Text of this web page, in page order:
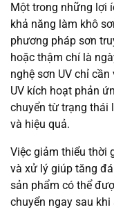
Một trong những lợi
khả năng làm khô
phương pháp sơn
hoặc thậm chí là
nghệ sơn UV chỉ
UV kích hoạt phản
chuyển từ trạng thái
và hiệu quả.
Việc giảm thiểu thời
và xử lý giúp tăng
sản phẩm có thể
chuyển ngay sau